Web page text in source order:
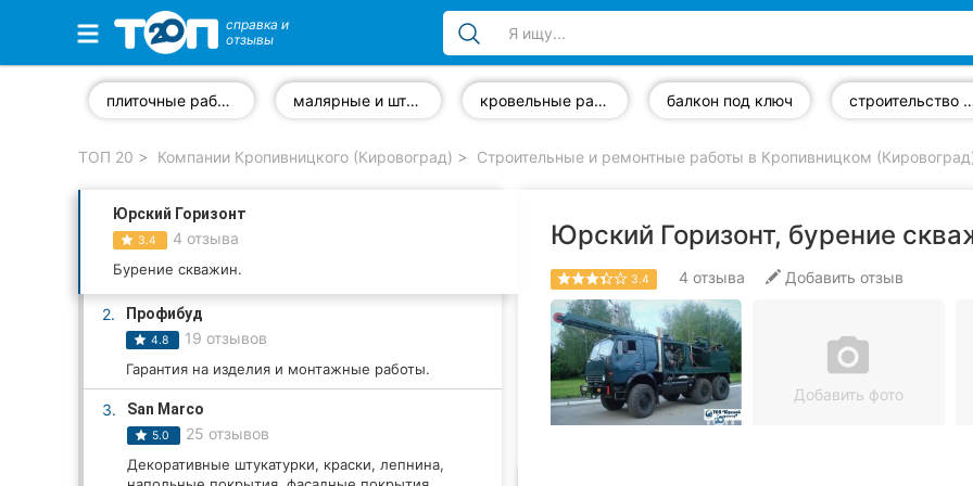
Избранные компании
Стоматологии
Частные клиники
Ветеринарные клиники
Автошколы
Рестораны
Все рубрики
справка и
отзывы
плиточные работы малярные и штукатурные работы кровельные работы балкон под ключ строительство
ТОП 20 Компании Кропивницкого (Кировоград) Строительные и ремонтные работы в Кропивницком
Юрский Горизонт
3.4 4 отзыва
Бурение скважин.
2. Профибуд
4.8 19 отзывов
Гарантия на изделия и монтажные работы.
3. San Marco
5.0 25 отзывов
Декоративные штукатурки, краски, лепнина,
Юрский Горизонт, бурение
3.4 4 отзыва Добавить отзыв
camera_alt
Добавить фото